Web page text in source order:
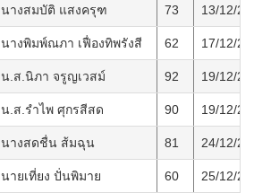
นางสมบัติ แสงครุฑ 73 13/12/
นางพิมพ์ณภา เฟื่องทิพรังสี 62 17/12/
น.ส.นิภา จรูญเวสม์ 92 19/12/
น.ส.รำไพ ศุกรสีสด 90 19/12/
นางสดชื่น ส้มฉุน 81 24/12/
นายเที่ยง ปั่นพิมาย 60 25/12/